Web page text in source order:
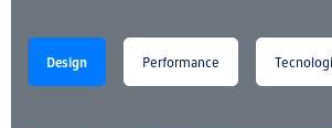
Design Performance